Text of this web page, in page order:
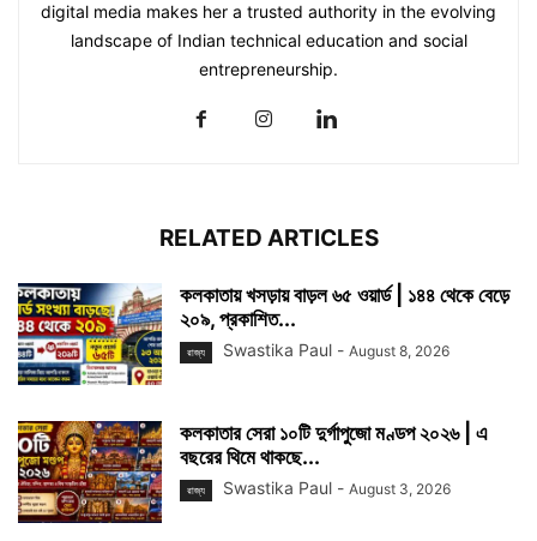
digital media makes her a trusted authority in the evolving
landscape of Indian technical education and social
entrepreneurship.
RELATED ARTICLES
কলকাতায় খসড়ায় বাড়ল ৬৫ ওয়ার্ড | ১৪৪ থেকে বেড়ে
২০৯, প্রকাশিত...
রাজ্য Swastika Paul - August 8, 2026
কলকাতার সেরা ১০টি দুর্গাপুজো মণ্ডপ ২০২৬ | এ
বছরের থিমে থাকছে...
রাজ্য Swastika Paul - August 3, 2026